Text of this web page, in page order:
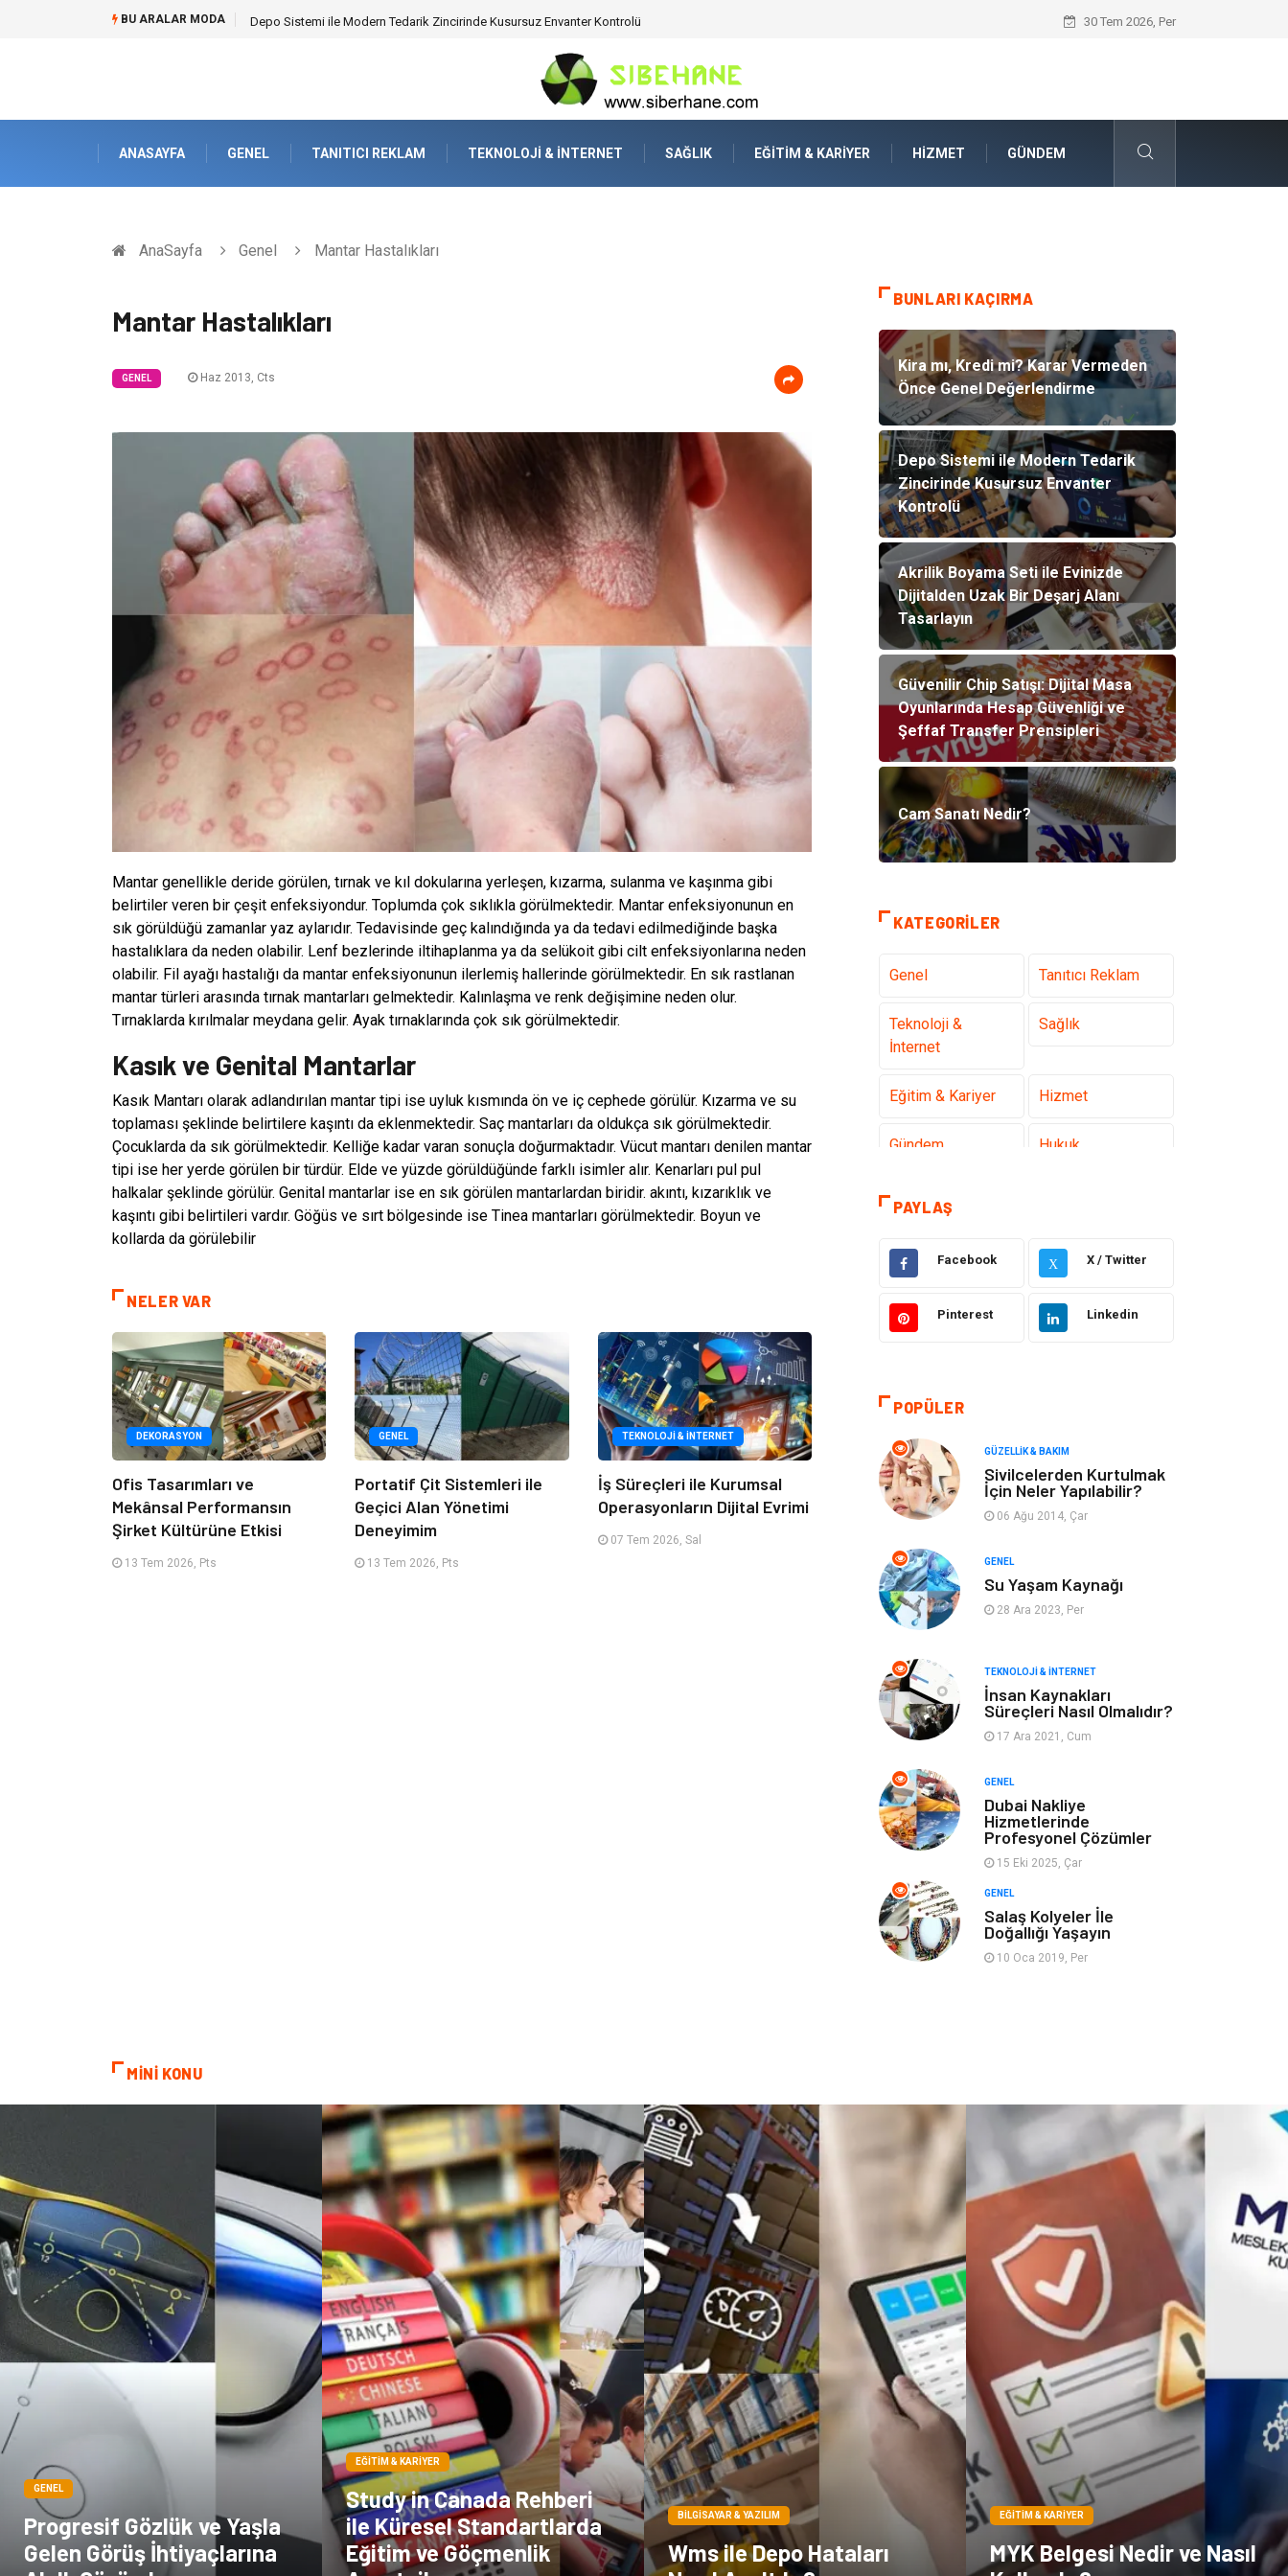
BU ARALAR MODA Akrilik Boyama Seti ile Evinizde Dijitalden Uzak Bir Deşarj Alanı Tasarlayın Güvenilir Chip Satışı: Dijital Masa
30 Tem 2026, Per
ANASAYFA GENEL TANITICI REKLAM TEKNOLOJI & İNTERNET SAĞLIK EĞITIM & KARIYER HIZMET GÜNDEM
AnaSayfa Genel Mantar Hastalıkları
Mantar Hastalıkları
GENEL Haz 2013, Cts
Mantar genellikle deride görülen, tırnak ve kıl dokularına yerleşen, kızarma, sulanma ve kaşınma gibi
belirtiler veren bir çeşit enfeksiyondur. Toplumda çok sıklıkla görülmektedir. Mantar enfeksiyonunun en
sık görüldüğü zamanlar yaz aylarıdır. Tedavisinde geç kalındığında ya da tedavi edilmediğinde başka
hastalıklara da neden olabilir. Lenf bezlerinde iltihaplanma ya da selükoit gibi cilt enfeksiyonlarına neden
olabilir. Fil ayağı hastalığı da mantar enfeksiyonunun ilerlemiş hallerinde görülmektedir. En sık rastlanan
mantar türleri arasında tırnak mantarları gelmektedir. Kalınlaşma ve renk değişimine neden olur.
Tırnaklarda kırılmalar meydana gelir. Ayak tırnaklarında çok sık görülmektedir.
Kasık ve Genital Mantarlar
Kasık Mantarı olarak adlandırılan mantar tipi ise uyluk kısmında ön ve iç cephede görülür. Kızarma ve su
toplaması şeklinde belirtilere kaşıntı da eklenmektedir. Saç mantarları da oldukça sık görülmektedir.
Çocuklarda da sık görülmektedir. Kelliğe kadar varan sonuçla doğurmaktadır. Vücut mantarı denilen mantar
tipi ise her yerde görülen bir türdür. Elde ve yüzde görüldüğünde farklı isimler alır. Kenarları pul pul
halkalar şeklinde görülür. Genital mantarlar ise en sık görülen mantarlardan biridir. akıntı, kızarıklık ve
kaşıntı gibi belirtileri vardır. Göğüs ve sırt bölgesinde ise Tinea mantarları görülmektedir. Boyun ve
kollarda da görülebilir
NELER VAR
DEKORASYON
Ofis Tasarımları ve
Mekânsal Performansın
Şirket Kültürüne Etkisi
13 Tem 2026, Pts
GENEL
Portatif Çit Sistemleri ile
Geçici Alan Yönetimi
Deneyimim
13 Tem 2026, Pts
TEKNOLOJI & İNTERNET
İş Süreçleri ile Kurumsal
Operasyonların Dijital Evrimi
07 Tem 2026, Sal
BUNLARI KAÇIRMA
Kira mı, Kredi mi? Karar Vermeden
Önce Genel Değerlendirme
Depo Sistemi ile Modern Tedarik
Zincirinde Kusursuz Envanter
Kontrolü
Akrilik Boyama Seti ile Evinizde
Dijitalden Uzak Bir Deşarj Alanı
Tasarlayın
Güvenilir Chip Satışı: Dijital Masa
Oyunlarında Hesap Güvenliği ve
Şeffaf Transfer Prensipleri
Cam Sanatı Nedir?
KATEGORILER
Genel Tanıtıcı Reklam
Teknoloji &
İnternet
Sağlık
Eğitim & Kariyer Hizmet
Gündem Hukuk
Moda
Yazılım
Giyim
Yeme & İçme Gıda
Keyif & Hobi Organizasyon
Müzik
Gayrimenkul Spor
Finans& Ekonomi
Genel Kültür Emlak
Mobilya göz sağlığı
Astroloji Sigorta
Cam
Bebek Giyim Veteriner
PAYLAŞ
Facebook X X / Twitter
Pinterest Linkedin
POPÜLER
GÜZELLIK & BAKIM
Sivilcelerden Kurtulmak
İçin Neler Yapılabilir?
06 Ağu 2014, Çar
GENEL
Su Yaşam Kaynağı
28 Ara 2023, Per
TEKNOLOJI & İNTERNET
İnsan Kaynakları
Süreçleri Nasıl Olmalıdır?
17 Ara 2021, Cum
GENEL
Dubai Nakliye
Hizmetlerinde
Profesyonel Çözümler
15 Eki 2025, Çar
GENEL
Salaş Kolyeler İle
Doğallığı Yaşayın
10 Oca 2019, Per
MİNİ KONU
GENEL
Progresif Gözlük ve Yaşla
Gelen Görüş İhtiyaçlarına
EĞITIM & KARIYER
Study in Canada Rehberi
ile Küresel Standartlarda
Eğitim ve Göçmenlik
BILGISAYAR & YAZILIM
Wms ile Depo Hataları
EĞITIM & KARIYER
MYK Belgesi Nedir ve Nasıl